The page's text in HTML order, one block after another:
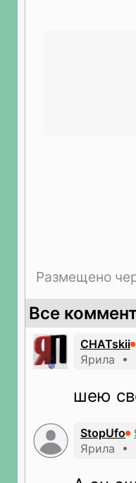
Размещено
Все
CHATskii
Ярила •
шею
StopUfo
Ярила •